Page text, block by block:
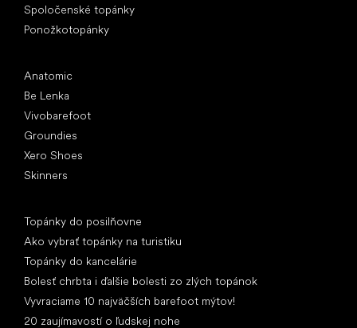
Spoločenské topánky
Ponožkotopánky
Anatomic
Be Lenka
Vivobarefoot
Groundies
Xero Shoes
Skinners
Topánky do posilňovne
Ako vybrať topánky na turistiku
Topánky do kancelárie
Bolesť chrbta i ďalšie bolesti zo zlých topánok
Vyvraciame 10 najväčších barefoot mýtov!
20 zaujímavostí o ľudskej nohe